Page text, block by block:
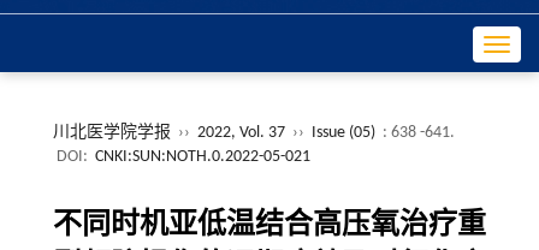
川北医学院学报 ›› 2022, Vol. 37 ›› Issue (05) : 638 -641.
DOI: CNKI:SUN:NOTH.0.2022-05-021
不同时机亚低温结合高压氧治疗重